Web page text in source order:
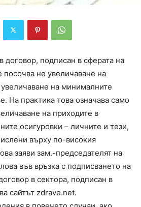
договор, подписан в сферата на
посочва не увеличаване на
увеличаване на минималните
На практика това означава само
на приходите в
осигуровки – личните и тези,
върху по-високия
заяви зам.-председателят на
във връзка с подписването на
в сектора, подписан в
сайтът zdrave.net.